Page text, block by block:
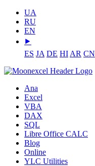
UA
RU
EN
⯈
ES JA DE HI AR CN
Ana
Excel
VBA
DAX
SQL
Libre Office CALC
Blog
Online
YLC Utilities